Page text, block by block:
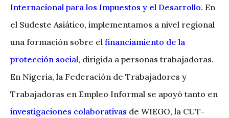
Internacional para los Impuestos y el Desarrollo. En
el Sudeste Asiático, implementamos a nivel regional
una formación sobre el financiamiento de la
protección social, dirigida a personas trabajadoras.
En Nigeria, la Federación de Trabajadores y
Trabajadoras en Empleo Informal se apoyó tanto en
investigaciones colaborativas de WIEGO, la CUT–